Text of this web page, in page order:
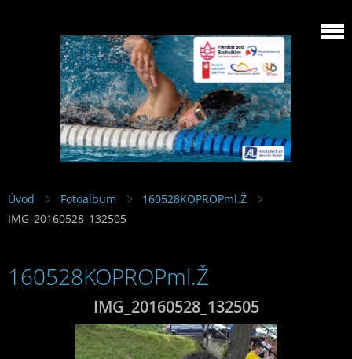
Úvod Fotoalbum
160528KOPROPml.Ž
IMG_20160528_132505
160528KOPROPml.Ž
IMG_20160528_132505